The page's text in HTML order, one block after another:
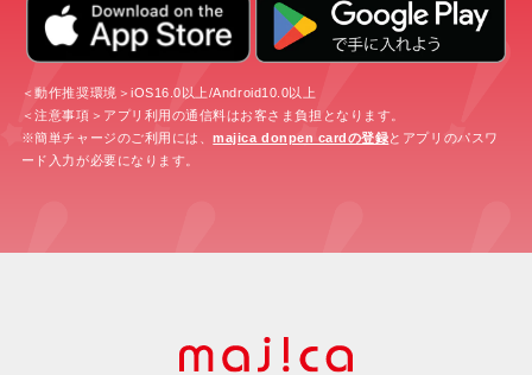
＜動作推奨環境＞iOS16.0以上/Android10.0以上
＜注意事項＞アプリ利用の通信料はお客さま負担となります。
※簡単チャージのご利用には、majica donpen cardの登録とアプリのパスワ
ード入力が必要になります。